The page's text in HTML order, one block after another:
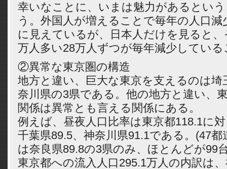
幸いなことに、いまは魅力があるとい
う。外国人が増えることで毎年の人口減
に見えているが、日本人だけを見ると
万人多い28万人ずつが毎年減少してい
②異常な東京圏の構造
地方と違い、巨大な東京を支えるのは埼
奈川県の3県である。他の地方と違い、
関係は異常とも言える関係にある。
例えば、昼夜人口比率は東京都118.1に
千葉県89.5、神奈川県91.1である。(47
は奈良県89.8の3県のみ、ほとんどが99
東京都への流入人口295.1万人の内訳は